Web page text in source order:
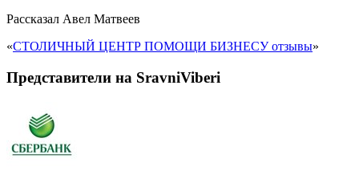
Рассказал Авел Матвеев
«СТОЛИЧНЫЙ ЦЕНТР ПОМОЩИ БИЗНЕСУ отзывы»
Представители на SravniViberi